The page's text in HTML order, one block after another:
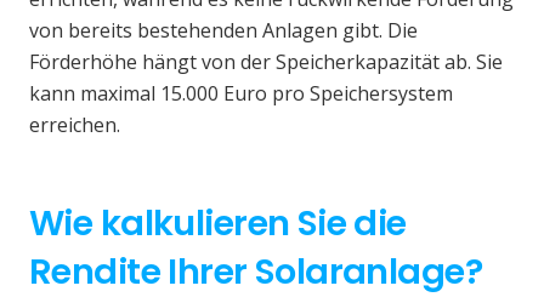
von bereits bestehenden Anlagen gibt. Die
Förderhöhe hängt von der Speicherkapazität ab. Sie
kann maximal 15.000 Euro pro Speichersystem
erreichen.
Wie kalkulieren Sie die
Rendite Ihrer Solaranlage?